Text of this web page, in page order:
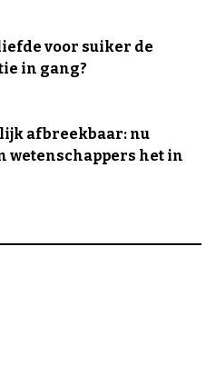
voor suiker de
in gang?
afbreekbaar: nu
wetenschappers het in